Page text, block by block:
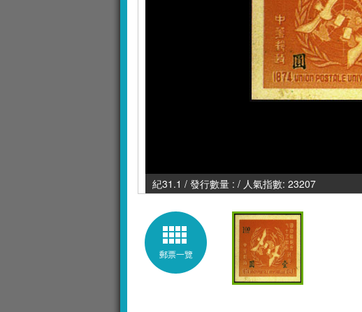
紀31.1 / 發行數量 : / 人氣指數: 23207
郵票一覽